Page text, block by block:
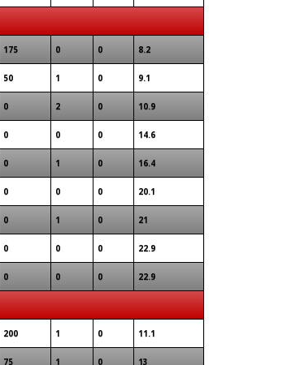
175 0 0 8.2
50 1 0 9.1
0 2 0 10.9
0 0 0 14.6
0 1 0 16.4
0 0 0 20.1
0 1 0 21
0 0 0 22.9
0 0 0 22.9
200 1 0 11.1
75 1 0 13